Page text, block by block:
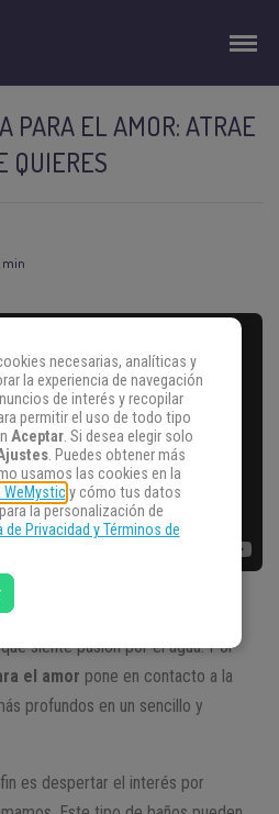
PARA EL AMOR: ATRAE
QUIERES
min
la diosa griega de la belleza, el
siente pasión por el agua. Por
el amor pone en contacto a la
profundos en un sencillo y
es despertar el interés por
necesarias, analíticas y
la experiencia de navegación
de interés y recopilar
permitir el uso de todo tipo
Aceptar. Si desea elegir solo
. Puedes obtener más
usamos las cookies en la
WeMysticy cómo tus datos
la personalización de
de Privacidad y Términos de